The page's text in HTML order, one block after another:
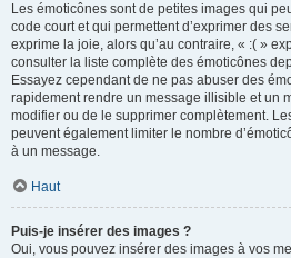
Les émoticônes sont de petites images qui
code court et qui permettent d’exprimer des
exprime la joie, alors qu’au contraire, « :( »
consulter la liste complète des émoticônes
Essayez cependant de ne pas abuser des
rapidement rendre un message illisible et un
modifier ou de le supprimer complètement.
peuvent également limiter le nombre
à un message.
Haut
Puis-je insérer des images ?
Oui, vous pouvez insérer des images à vos